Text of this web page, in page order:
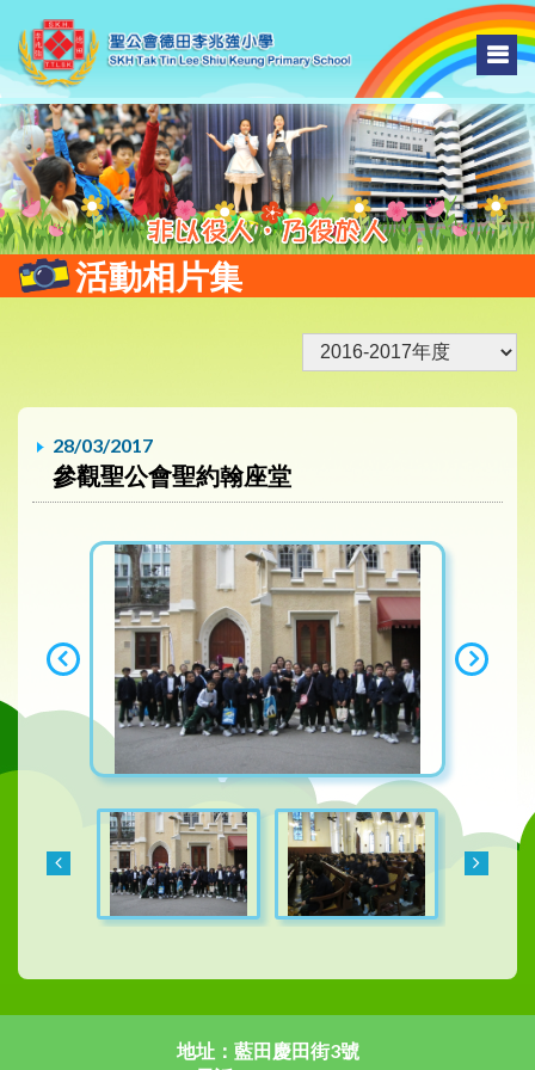
活動相片集
28/03/2017
參觀聖公會聖約翰座堂
地址：藍田慶田街3號